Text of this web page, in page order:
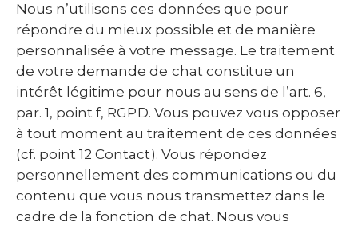
Nous n’utilisons ces données que pour
répondre du mieux possible et de manière
personnalisée à votre message. Le traitement
de votre demande de chat constitue un
intérêt légitime pour nous au sens de l’art. 6,
par. 1, point f, RGPD. Vous pouvez vous opposer
à tout moment au traitement de ces données
(cf. point 12 Contact). Vous répondez
personnellement des communications ou du
contenu que vous nous transmettez dans le
cadre de la fonction de chat. Nous vous